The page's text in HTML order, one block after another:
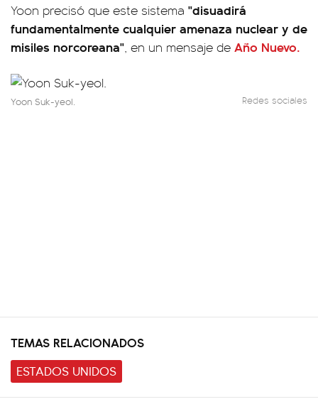
Yoon precisó que este sistema "disuadirá
fundamentalmente cualquier amenaza nuclear y de
misiles norcoreana", en un mensaje de Año Nuevo.
Yoon Suk-yeol. Redes sociales
TEMAS RELACIONADOS
ESTADOS UNIDOS